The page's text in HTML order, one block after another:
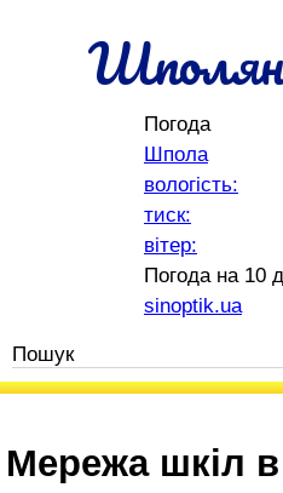
Погода
Шпола
вологість:
тиск:
вітер:
Погода на 10
sinoptik.ua
Мережа шкіл в